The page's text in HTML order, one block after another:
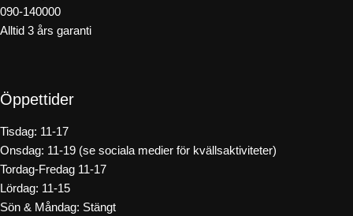
090-140000
Alltid 3 års garanti
Öppettider
Tisdag: 11-17
Onsdag: 11-19 (se sociala medier för kvällsaktiviteter)
Tordag-Fredag 11-17
Lördag: 11-15
Sön & Måndag: Stängt